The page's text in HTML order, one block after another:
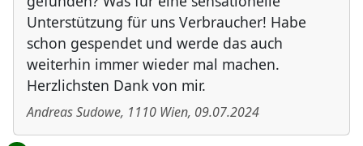
Unterstützung für uns Verbraucher! Habe
schon gespendet und werde das auch
weiterhin immer wieder mal machen.
Herzlichsten Dank von mir.
Andreas Sudowe, 1110 Wien, 09.07.2024